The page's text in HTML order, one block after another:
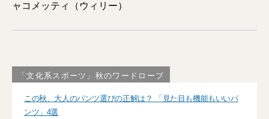
ャコメッティ（ウィリー）
「文化系スポーツ」秋のワードローブ
この秋、大人のパンツ選びの正解は？ 「見た目も機能もいいパ
ンツ」4選